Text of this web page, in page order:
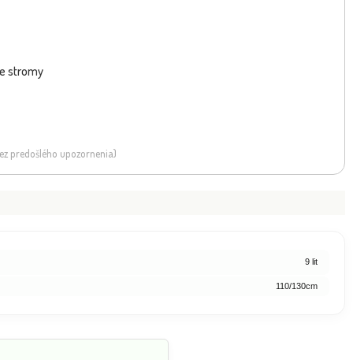
stromy
predošlého upozornenia)
9 lit
110/130cm